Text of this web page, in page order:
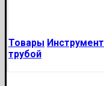
Товары Инструмент
трубой